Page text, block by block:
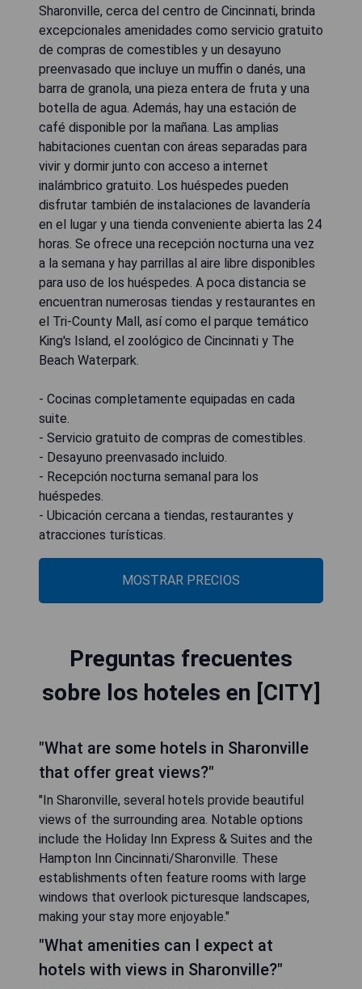
Sharonville, cerca del centro de Cincinnati, brinda
excepcionales amenidades como servicio gratuito
de compras de comestibles y un desayuno
preenvasado que incluye un muffin o danés, una
barra de granola, una pieza entera de fruta y una
botella de agua. Además, hay una estación de
café disponible por la mañana. Las amplias
habitaciones cuentan con áreas separadas para
vivir y dormir junto con acceso a internet
inalámbrico gratuito. Los huéspedes pueden
disfrutar también de instalaciones de lavandería
en el lugar y una tienda conveniente abierta las 24
horas. Se ofrece una recepción nocturna una vez
a la semana y hay parrillas al aire libre disponibles
para uso de los huéspedes. A poca distancia se
encuentran numerosas tiendas y restaurantes en
el Tri-County Mall, así como el parque temático
King's Island, el zoológico de Cincinnati y The
Beach Waterpark.
- Cocinas completamente equipadas en cada
suite.
- Servicio gratuito de compras de comestibles.
- Desayuno preenvasado incluido.
- Recepción nocturna semanal para los
huéspedes.
- Ubicación cercana a tiendas, restaurantes y
atracciones turísticas.
MOSTRAR PRECIOS
Preguntas frecuentes
sobre los hoteles en [CITY]
"What are some hotels in Sharonville
that offer great views?"
"In Sharonville, several hotels provide beautiful
views of the surrounding area. Notable options
include the Holiday Inn Express & Suites and the
Hampton Inn Cincinnati/Sharonville. These
establishments often feature rooms with large
windows that overlook picturesque landscapes,
making your stay more enjoyable."
"What amenities can I expect at
hotels with views in Sharonville?"